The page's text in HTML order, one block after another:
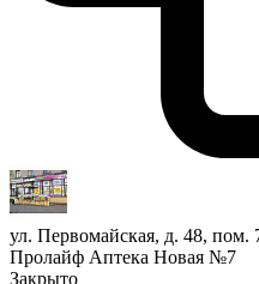
ул. Первомайская, д. 48, пом.
Пролайф Аптека Новая №7
Закрыто